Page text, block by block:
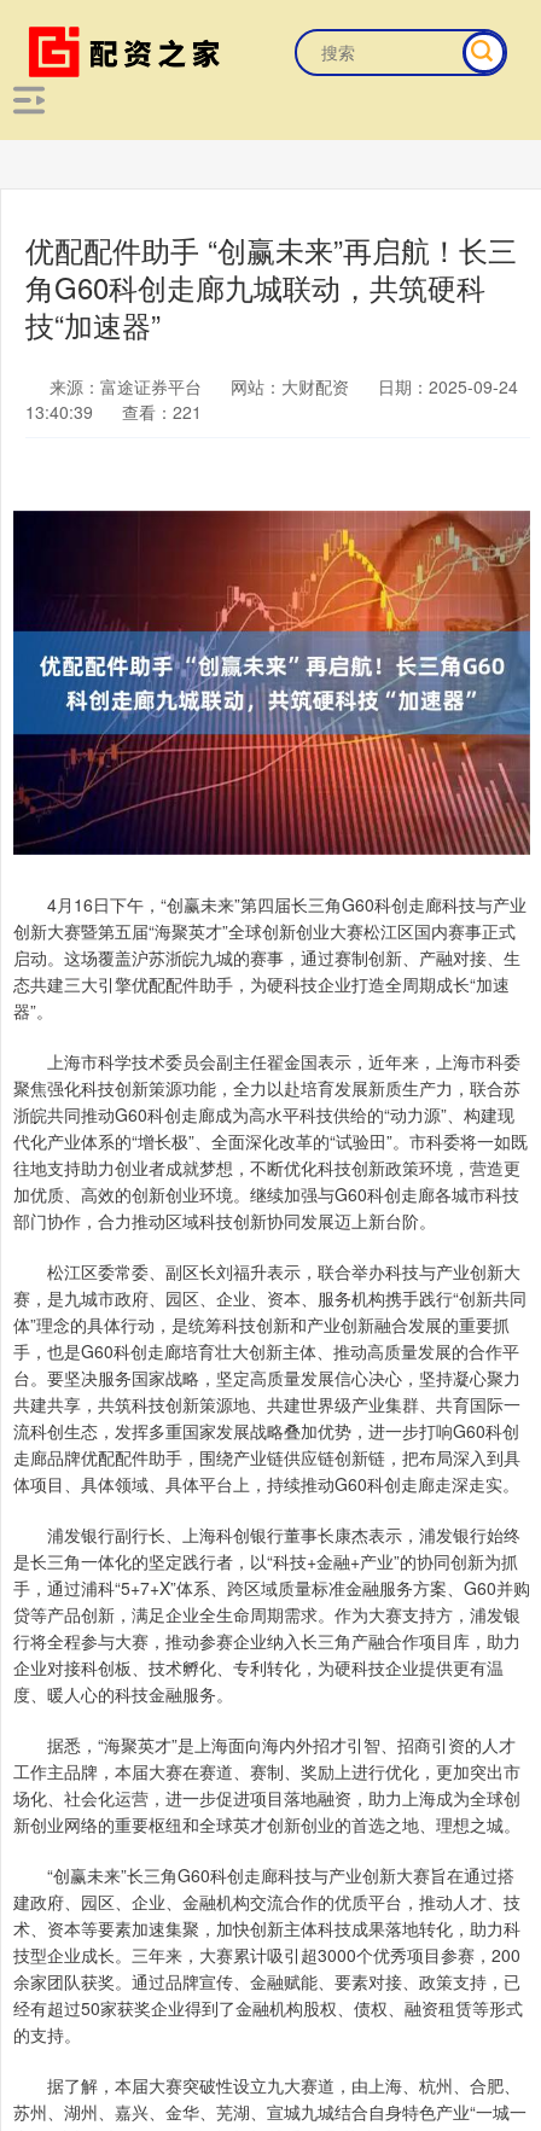
优配配件助手 “创赢未来”再启航！长三
角G60科创走廊九城联动，共筑硬科
技“加速器”
来源：富途证券平台 网站：大财配资
日期：2025-09-24
13:40:39
查看：221
4月16日下午，“创赢未来”第四届长三角G60科创走廊科技与产业
创新大赛暨第五届“海聚英才”全球创新创业大赛松江区国内赛事正式
启动。这场覆盖沪苏浙皖九城的赛事，通过赛制创新、产融对接、生
态共建三大引擎优配配件助手，为硬科技企业打造全周期成长“加速
器”。
上海市科学技术委员会副主任翟金国表示，近年来，上海市科委
聚焦强化科技创新策源功能，全力以赴培育发展新质生产力，联合苏
浙皖共同推动G60科创走廊成为高水平科技供给的“动力源”、构建现
代化产业体系的“增长极”、全面深化改革的“试验田”。市科委将一如既
往地支持助力创业者成就梦想，不断优化科技创新政策环境，营造更
加优质、高效的创新创业环境。继续加强与G60科创走廊各城市科技
部门协作，合力推动区域科技创新协同发展迈上新台阶。
松江区委常委、副区长刘福升表示，联合举办科技与产业创新大
赛，是九城市政府、园区、企业、资本、服务机构携手践行“创新共同
体”理念的具体行动，是统筹科技创新和产业创新融合发展的重要抓
手，也是G60科创走廊培育壮大创新主体、推动高质量发展的合作平
台。要坚决服务国家战略，坚定高质量发展信心决心，坚持凝心聚力
共建共享，共筑科技创新策源地、共建世界级产业集群、共育国际一
流科创生态，发挥多重国家发展战略叠加优势，进一步打响G60科创
走廊品牌优配配件助手，围绕产业链供应链创新链，把布局深入到具
体项目、具体领域、具体平台上，持续推动G60科创走廊走深走实。
浦发银行副行长、上海科创银行董事长康杰表示，浦发银行始终
是长三角一体化的坚定践行者，以“科技+金融+产业”的协同创新为抓
手，通过浦科“5+7+X”体系、跨区域质量标准金融服务方案、G60并购
贷等产品创新，满足企业全生命周期需求。作为大赛支持方，浦发银
行将全程参与大赛，推动参赛企业纳入长三角产融合作项目库，助力
企业对接科创板、技术孵化、专利转化，为硬科技企业提供更有温
度、暖人心的科技金融服务。
据悉，“海聚英才”是上海面向海内外招才引智、招商引资的人才
工作主品牌，本届大赛在赛道、赛制、奖励上进行优化，更加突出市
场化、社会化运营，进一步促进项目落地融资，助力上海成为全球创
新创业网络的重要枢纽和全球英才创新创业的首选之地、理想之城。
“创赢未来”长三角G60科创走廊科技与产业创新大赛旨在通过搭
建政府、园区、企业、金融机构交流合作的优质平台，推动人才、技
术、资本等要素加速集聚，加快创新主体科技成果落地转化，助力科
技型企业成长。三年来，大赛累计吸引超3000个优秀项目参赛，200
余家团队获奖。通过品牌宣传、金融赋能、要素对接、政策支持，已
经有超过50家获奖企业得到了金融机构股权、债权、融资租赁等形式
的支持。
据了解，本届大赛突破性设立九大赛道，由上海、杭州、合肥、
苏州、湖州、嘉兴、金华、芜湖、宣城九城结合自身特色产业“一城一